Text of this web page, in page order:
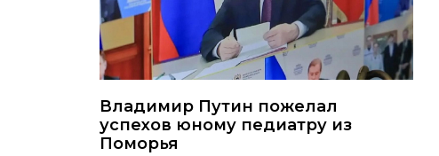
Владимир Путин пожелал
успехов юному педиатру из
Поморья